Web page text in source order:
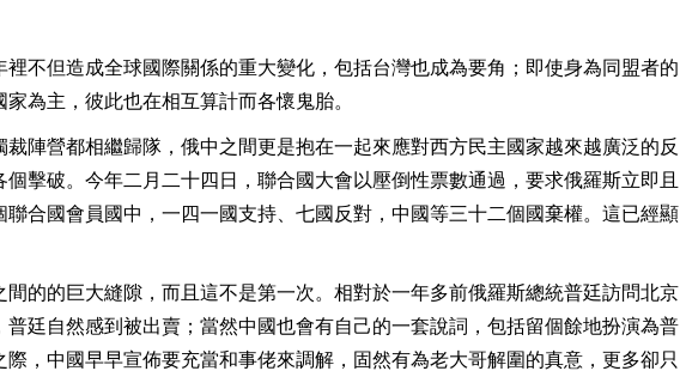
不但造成全球國際關係的重大變化，包括台灣也成為要角；即使身為同盟者的
為主，彼此也在相互算計而各懷鬼胎。
陣營都相繼歸隊，俄中之間更是抱在一起來應對西方民主國家越來越廣泛的反
擊破。今年二月二十四日，聯合國大會以壓倒性票數通過，要求俄羅斯立即且
合國會員國中，一四一國支持、七國反對，中國等三十二個國棄權。這已經顯
的的巨大縫隙，而且這不是第一次。相對於一年多前俄羅斯總統普廷訪問北京
廷自然感到被出賣；當然中國也會有自己的一套說詞，包括留個餘地扮演為普
，中國早早宣佈要充當和事佬來調解，固然有為老大哥解圍的真意，更多卻只